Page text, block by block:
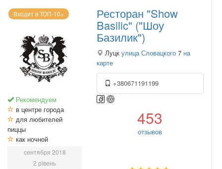
Входит в ТОП-10+
Рекомендуем
в центре города
для любителей
пиццы
как ночной
сентября 2018
2 рівень
Ресторан "Show
Basilic" ("Шоу
Базилик")
Луцк улица Словацкого 7 на
карте
+380671191199
453
отзывов